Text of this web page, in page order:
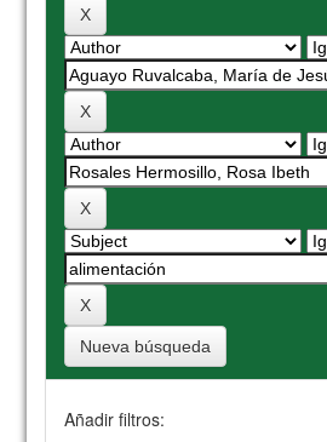
Nueva búsqueda
Añadir filtros: